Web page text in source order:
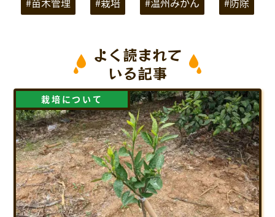
よく読まれて
いる記事
栽培について